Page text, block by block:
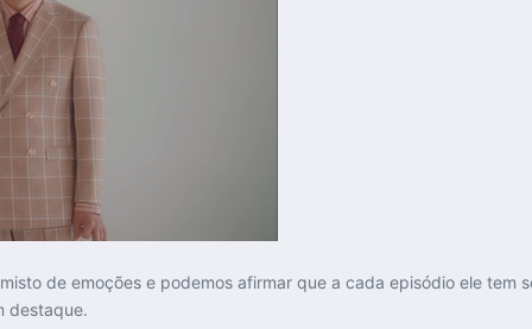
de emoções e podemos afirmar que a cada episódio ele
destaque.